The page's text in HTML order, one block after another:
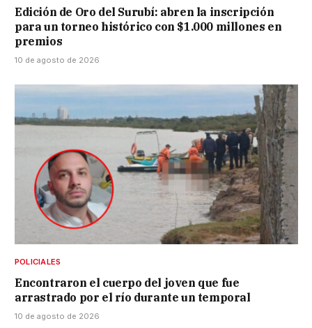
Edición de Oro del Surubí: abren la inscripción
para un torneo histórico con $1.000 millones en
premios
10 de agosto de 2026
POLICIALES
Encontraron el cuerpo del joven que fue
arrastrado por el río durante un temporal
10 de agosto de 2026